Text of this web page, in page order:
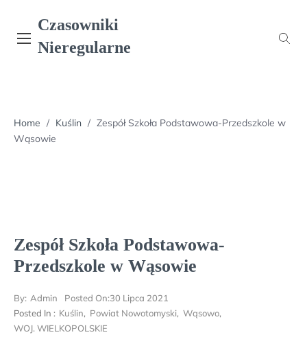
content
Czasowniki
Nieregularne
Home / Kuślin / Zespół Szkoła Podstawowa-Przedszkole w
Wąsowie
Zespół Szkoła Podstawowa-
Przedszkole w Wąsowie
By: Admin Posted On:30 Lipca 2021
Posted In : Kuślin, Powiat Nowotomyski, Wąsowo,
WOJ. WIELKOPOLSKIE